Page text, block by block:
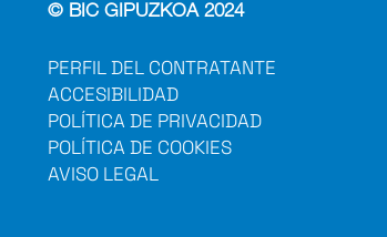
© BIC GIPUZKOA 2024
PERFIL DEL CONTRATANTE
ACCESIBILIDAD
POLÍTICA DE PRIVACIDAD
POLÍTICA DE COOKIES
AVISO LEGAL